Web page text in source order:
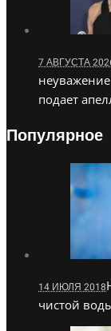
7 АВГУСТА
подает
Популярное
14 ИЮЛЯ 2018
чистой